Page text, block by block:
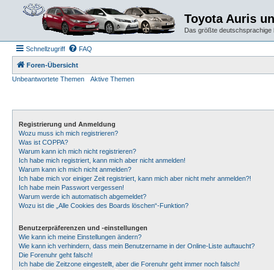
Toyota Auris
Das größte deutschsprachige
Schnellzugriff FAQ
Foren-Übersicht
Unbeantwortete Themen
Aktive Themen
Registrierung und Anmeldung
Wozu muss ich mich registrieren?
Was ist COPPA?
Warum kann ich mich nicht registrieren?
Ich habe mich registriert, kann mich aber nicht anmelden!
Warum kann ich mich nicht anmelden?
Ich habe mich vor einiger Zeit registriert, kann mich aber nicht mehr anmelden?!
Ich habe mein Passwort vergessen!
Warum werde ich automatisch abgemeldet?
Wozu ist die „Alle Cookies des Boards löschen“-Funktion?
Benutzerpräferenzen und -einstellungen
Wie kann ich meine Einstellungen ändern?
Wie kann ich verhindern, dass mein Benutzername in der Online-Liste auftaucht?
Die Forenuhr geht falsch!
Ich habe die Zeitzone eingestellt, aber die Forenuhr geht immer noch falsch!